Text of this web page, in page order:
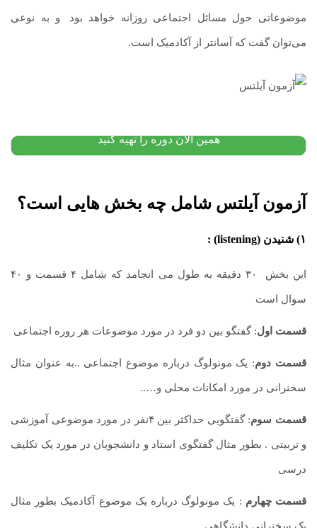
موضوعاتی حول مسائل اجتماعی روزانه خواهد بود و به نوعی
می‌توان گفت که آسانتر از آکادمیک است.
پکیج آموزش زبان اسپانیایی: از مبتدی
همین الان دوره را تهیه کنید
آزمون آیلتس شامل چه بخش هایی است؟
۱) شنیدن ( listening
) :
این بخش ۳۰ دقیقه به طول می انجامد که شامل ۴ قسمت و ۴۰
سوال است
قسمت اول: گفتگو بین دو فرد در مورد موضوعات هر روزه اجتماعی
قسمت دوم: یک مونولوگ درباره موضوع اجتماعی ..به عنوان مثال
سخنرانی در مورد امکانات محلی و…..
قسمت سوم : گفتگویی حداکثر بین ۴نفر در مورد موضوعی آموزشی
و تربیتی . بطور مثال گفتگوی استاد و دانشجویان در مورد یک تکلیف
درسی
قسمت چهارم : یک مونولوگ درباره یک موضوع آکادمیک بطور مثال
یک سخنرانی دانشگاهی